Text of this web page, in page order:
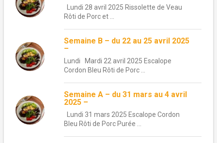
Lundi 28 avril 2025 Rissolette de Veau
Rôti de Porc et ...
Semaine B – du 22 au 25 avril 2025
–
Lundi Mardi 22 avril 2025 Escalope
Cordon Bleu Rôti de Porc ...
Semaine A – du 31 mars au 4 avril
2025 –
Lundi 31 mars 2025 Escalope Cordon
Bleu Rôti de Porc Purée ...